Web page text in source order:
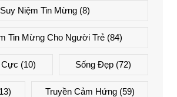
Suy Niệm Tin Mừng (8)
Tin Mừng Cho Người Trẻ (84)
Cực (10) Sống Đẹp (72)
Truyền Cảm Hứng(59)